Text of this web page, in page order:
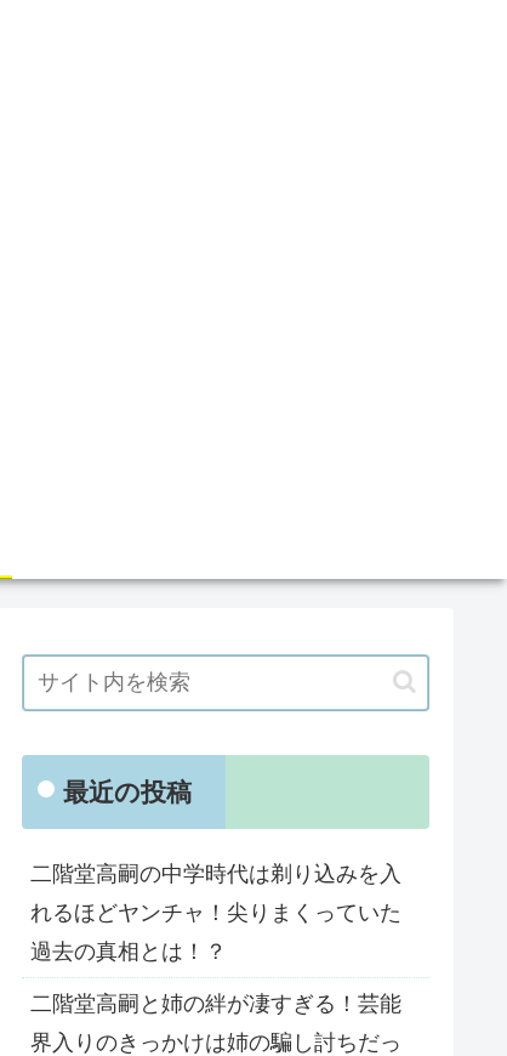
最近の投稿
二階堂高嗣の中学時代は剃り込みを入
れるほどヤンチャ！尖りまくっていた
過去の真相とは！？
二階堂高嗣と姉の絆が凄すぎる！芸能
界入りのきっかけは姉の騙し討ちだっ